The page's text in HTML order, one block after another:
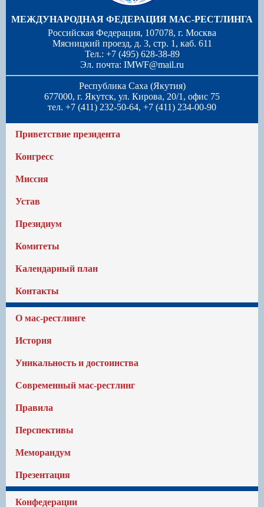
МЕЖДУНАРОДНАЯ ФЕДЕРАЦИЯ МАС-РЕСТЛИНГА
Российская Федерация, 107078, г. Москва
Мясницкий проезд, д. 3, стр. 1, каб. 611
Тел.: +7 (495) 628-38-89
Эл. почта: IMWF@mail.ru
Республика Саха (Якутия)
677000, г. Якутск, ул. Кирова, 20/1, офис 75
тел. +7 (411) 232-50-64, +7 (411) 234-00-90
Приветствие президента
Конгресс
Миссия
Устав
Президиум
Комитеты
Календарный план
Контакты
О мас-рестлинге
История
Уникальность и достоинства
Современный мас-рестлинг
Правила
Перспективы
Меморандум
Презентация
Конфедерации